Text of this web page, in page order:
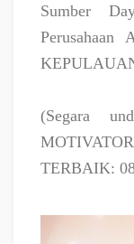
Sumber
Perusahaan
(Segara
TERBAIK: